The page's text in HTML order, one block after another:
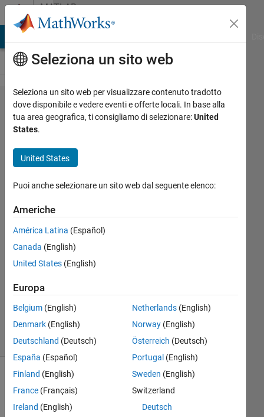
Vai al contenutoMATLAB
Answers
Writing
Compound
Groups in
Simon
2012
1
Risposta
Risposta
31
Visualizzazioni
(30 giorni)
Seleziona un sito web
Seleziona un sito web per visualizzare contenuto tradotto
dove disponibile e vedere eventi e offerte locali. In base alla
tua area geografica, ti consigliamo di selezionare:United
States.
United States
Puoi anche selezionare un sito web dal seguente elenco:
Americhe
América Latina (Español)
Canada (English)
United States (English)
Europa
Belgium (English)
Denmark (English)
Deutschland (Deutsch)
España (Español)
Finland (English)
France (Français)
Ireland (English)
Netherlands(English)
Norway(English)
Österreich (Deutsch)
Portugal (English)
Sweden (English)
Switzerland
Deutsch